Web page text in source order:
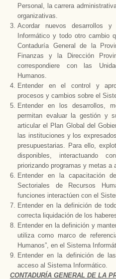
Personal, la carrera
organizativas.
Acordar nuevos desarrollos
Informático y todo otro cambio
Contaduría General de la
Finanzas y
la Dirección
correspondiere con las
Humanos.
Entender en el control y
procesos y cambios sobre el
Entender en los desarrollos,
permitan evaluar la gestión y
articular el Plan Global del
las instituciones y los
presupuestarias. Para ello,
disponibles, interactuando
priorizando programas y metas a
Entender en la capacitación
Sectoriales de Recursos
funciones interactúen con el
Entender en la definición de
correcta liquidación de los
Entender en la definición y
utiliza como marco de
Humanos”, en el Sistema
Entender en la definición de
acceso al Sistema Informático.
CONTADURÍA GENERAL DE LA